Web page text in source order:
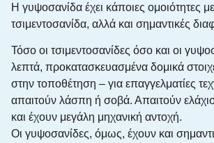
Η γυψοσανίδα έχει κάποιες ομοιότητες
τσιμεντοσανίδα, αλλά και σημαντικές
Τόσο οι τσιμεντοσανίδες όσο και οι
λεπτά, προκατασκευασμένα δομικά
στην τοποθέτηση – για επαγγελματίες
απαιτούν λάσπη ή σοβά. Απαιτούν
και έχουν μεγάλη μηχανική αντοχή.
Οι γυψοσανίδες, όμως, έχουν και